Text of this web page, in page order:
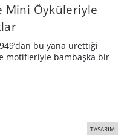
Mini Öyküleriyle
bu yana ürettiği
motifleriyle bambaşka bir
TASARIM